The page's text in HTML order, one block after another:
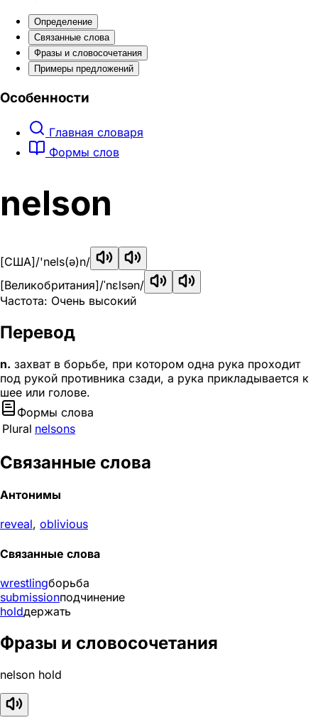
Определение
Связанные слова
Фразы и словосочетания
Примеры предложений
Особенности
Главная словаря
Формы слов
nelson
[США]/'nels(ə)n/
[Великобритания]/ˈnɛlsən/
Частота: Очень высокий
Перевод
n. захват в борьбе, при котором одна рука проходит
под рукой противника сзади, а рука прикладывается к
шее или голове.
Формы слова
Plural nelsons
Связанные слова
Антонимы
reveal, oblivious
Связанные слова
wrestlingборьба
submissionподчинение
holdдержать
Фразы и словосочетания
nelson hold